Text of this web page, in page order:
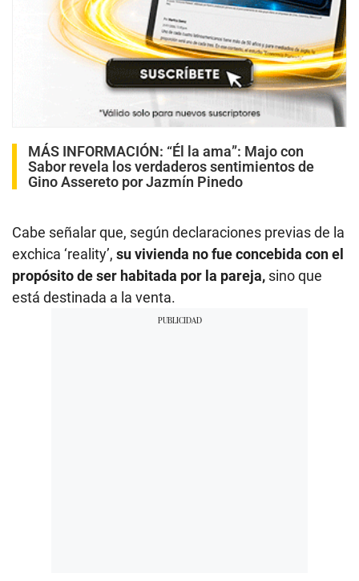
MÁS INFORMACIÓN: “Él la ama”: Majo con
Sabor revela los verdaderos sentimientos de
Gino Assereto por Jazmín Pinedo
Cabe señalar que, según declaraciones previas de la
exchica ‘reality’, su vivienda no fue concebida con el
propósito de ser habitada por la pareja, sino que
está destinada a la venta.